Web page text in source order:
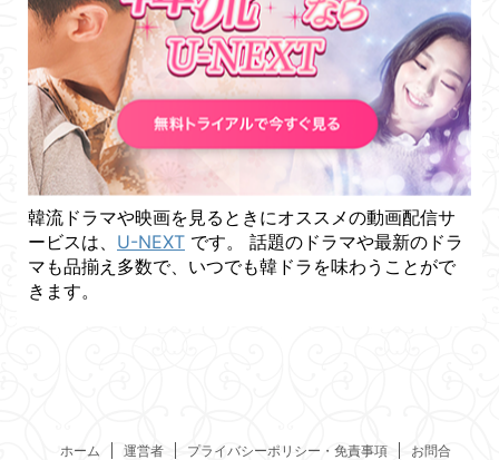
韓流ドラマや映画を見るときにオススメの動画配信サ
ービスは、 U-NEXT です。 話題のドラマや最新のドラ
マも品揃え多数で、いつでも韓ドラを味わうことがで
きます。
ホーム 運営者 プライバシーポリシー・免責事項 お問合